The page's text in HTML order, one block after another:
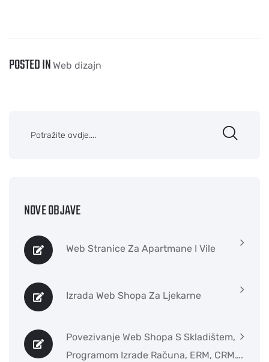
POSTED IN Web dizajn
NOVE OBJAVE
Web Stranice Za Apartmane I Vile
Izrada Web Shopa Za Ljekarne
Povezivanje Web Shopa S Skladištem,
Programom Izrade Računa, ERM, CRM….